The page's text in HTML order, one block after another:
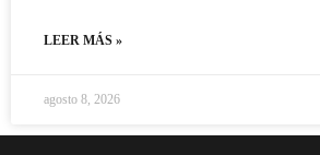
LEER MÁS »
agosto 8, 2026